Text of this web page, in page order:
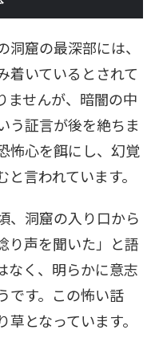
窟の最深部には、
着いているとされて
ませんが、暗闇の中
う証言が後を絶ちま
怖心を餌にし、幻覚
言われています。
、洞窟の入り口から
り声を聞いた」と語
なく、明らかに意志
です。この怖い話
となっています。